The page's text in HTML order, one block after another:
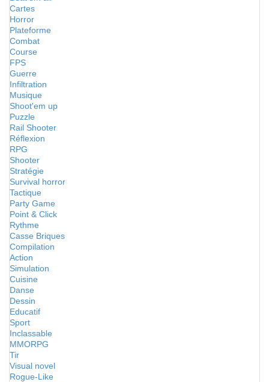
Cartes
Horror
Plateforme
Combat
Course
FPS
Guerre
Infiltration
Musique
Shoot'em up
Puzzle
Rail Shooter
Réflexion
RPG
Shooter
Stratégie
Survival horror
Tactique
Party Game
Point & Click
Rythme
Casse Briques
Compilation
Action
Simulation
Cuisine
Danse
Dessin
Educatif
Sport
Inclassable
MMORPG
Tir
Visual novel
Rogue-Like